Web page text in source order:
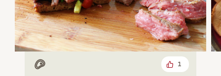
Mit Fleisch 1